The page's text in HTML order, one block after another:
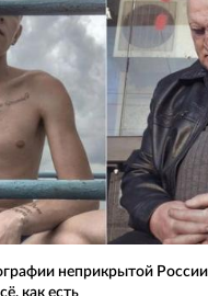
неприкрытой
как есть